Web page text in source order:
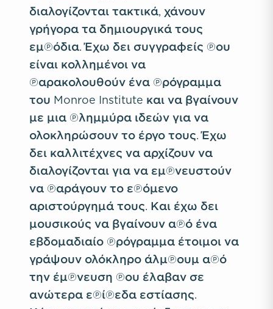
διαλογίζονται τακτικά, χάνουν
γρήγορα τα δημιουργικά τους
εμπόδια. Έχω δει συγγραφείς που
είναι κολλημένοι να
παρακολουθούν ένα πρόγραμμα
του Monroe Institute και να βγαίνουν
με μια πλημμύρα ιδεών για να
ολοκληρώσουν το έργο τους. Έχω
δει καλλιτέχνες να αρχίζουν να
διαλογίζονται για να εμπνευστούν
να παράγουν το επόμενο
αριστούργημά τους. Και έχω δει
μουσικούς να βγαίνουν από ένα
εβδομαδιαίο πρόγραμμα έτοιμοι να
γράψουν ολόκληρο άλμπουμ από
την έμπνευση που έλαβαν σε
ανώτερα επίπεδα εστίασης.